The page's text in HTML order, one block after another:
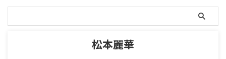
松本麗華